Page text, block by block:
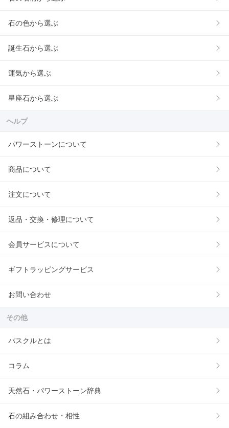
石の色から選ぶ
誕生石から選ぶ
運気から選ぶ
星座石から選ぶ
ヘルプ
パワーストーンについて
商品について
注文について
返品・交換・修理について
会員サービスについて
ギフトラッピングサービス
お問い合わせ
その他
パスクルとは
コラム
天然石・パワーストーン辞典
石の組み合わせ・相性